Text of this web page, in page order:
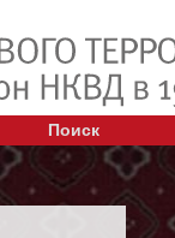
Поиск